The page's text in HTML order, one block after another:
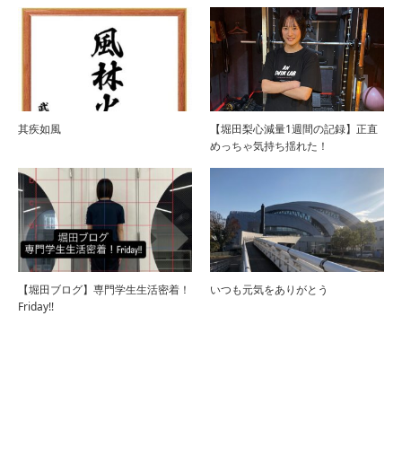
其疾如風
【堀田梨心減量1週間の記録】正直
めっちゃ気持ち揺れた！
【堀田ブログ】専門学生生活密着！
Friday!!
いつも元気をありがとう